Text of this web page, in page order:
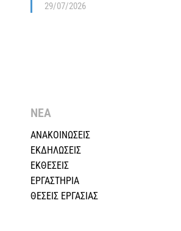
29/07/2026
ΝΕΑ
ΑΝΑΚΟΙΝΩΣΕΙΣ
ΕΚΔΗΛΩΣΕΙΣ
ΕΚΘΕΣΕΙΣ
ΕΡΓΑΣΤΗΡΙΑ
ΘΕΣΕΙΣ ΕΡΓΑΣΙΑΣ